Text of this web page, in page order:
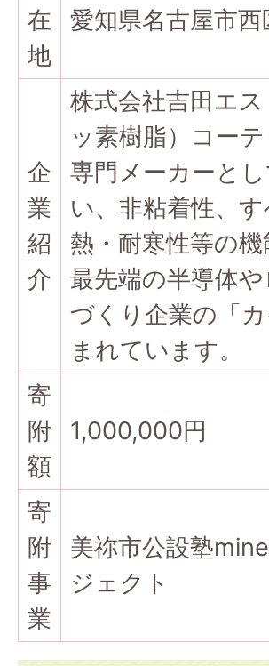
在
地
愛知県名古屋市
企
業
紹
介
株式会社吉田エ
ッ素樹脂）コー
専門メーカーと
い、非粘着性、
熱・耐寒性等の
最先端の半導体
づくり企業の「
まれています。
寄
附
額
1,000,000円
寄
附
事
業
美祢市公設塾
ジェクト